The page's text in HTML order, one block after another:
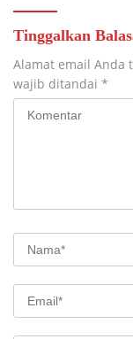
Tinggalkan
Alamat email Anda
wajib ditandai *